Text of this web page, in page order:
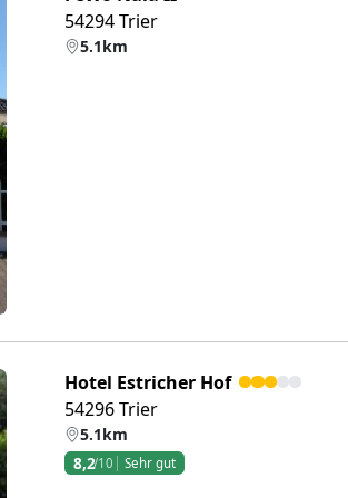
54294 Trier
5.1km
Hotel Estricher Hof
54296 Trier
5.1km
8,2/10 Sehr gut